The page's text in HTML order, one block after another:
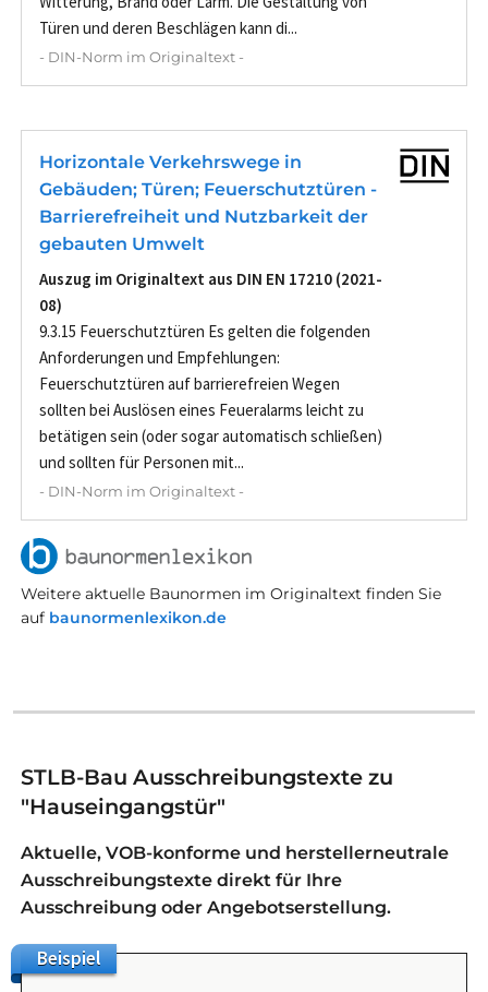
Türen und deren Beschlägen kann di...
- DIN-Norm im Originaltext -
Horizontale Verkehrswege in
Gebäuden; Türen; Feuerschutztüren -
Barrierefreiheit und Nutzbarkeit der
gebauten Umwelt
Auszug im Originaltext aus DIN EN 17210 (2021-
08)
9.3.15 Feuerschutztüren Es gelten die folgenden
Anforderungen und Empfehlungen:
Feuerschutztüren auf barrierefreien Wegen
sollten bei Auslösen eines Feueralarms leicht zu
betätigen sein (oder sogar automatisch schließen)
und sollten für Personen mit...
- DIN-Norm im Originaltext -
Weitere aktuelle Baunormen im Originaltext finden Sie
auf baunormenlexikon.de
STLB-Bau Ausschreibungstexte zu
"Hauseingangstür"
Aktuelle, VOB-konforme und herstellerneutrale
Ausschreibungstexte direkt für Ihre
Ausschreibung oder Angebotserstellung.
Beispiel